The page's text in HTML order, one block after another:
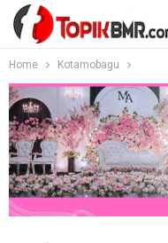
Home Kotamobagu